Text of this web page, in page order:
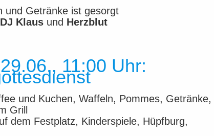
und Getränke ist gesorgt
DJ Klaus und Herzblut
11:00 Uhr:
und Kuchen, Waffeln, Pommes, Getränke,
Grill
dem Festplatz, Kinderspiele, Hüpfburg,